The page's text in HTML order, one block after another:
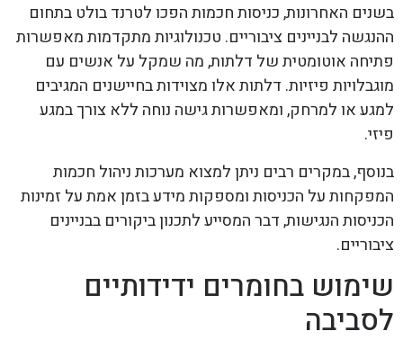
בשנים האחרונות, כניסות חכמות הפכו לטרנד בולט בתחום
ההנגשה לבניינים ציבוריים. טכנולוגיות מתקדמות מאפשרות
פתיחה אוטומטית של דלתות, מה שמקל על אנשים עם
מוגבלויות פיזיות. דלתות אלו מצוידות בחיישנים המגיבים
למגע או למרחק, ומאפשרות גישה נוחה ללא צורך במגע
פיזי.
בנוסף, במקרים רבים ניתן למצוא מערכות ניהול חכמות
המפקחות על הכניסות ומספקות מידע בזמן אמת על זמינות
הכניסות הנגישות, דבר המסייע לתכנון ביקורים בבניינים
ציבוריים.
שימוש בחומרים ידידותיים
לסביבה